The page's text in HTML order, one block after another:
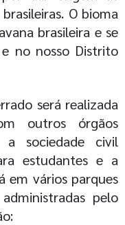
O bioma
brasileira e se
no nosso Distrito
será realizada
outros órgãos
a sociedade civil
estudantes e a
em vários parques
pelo